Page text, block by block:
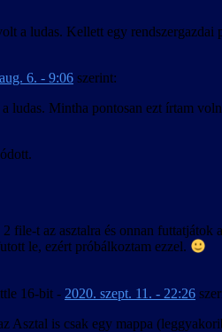
a ludas. Kellett egy
6. - 9:06 szerint:
ludas. Mintha pontosan ezt írtam
file-t az asztalra és onnan
le, ezért próbálkoztam ezzel.
16-bit - 2020. szept. 11. - 22:26
Asztal is csak egy mappa